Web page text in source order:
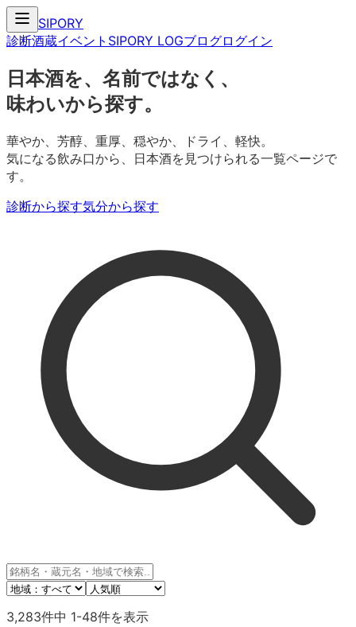
SIPORY
診断酒蔵イベント SIPORY LOGブログログイン
日本酒を、名前ではなく、
味わいから探す。
華やか、芳醇、重厚、穏やか、ドライ、軽快。
気になる飲み口から、日本酒を見つけられる一覧ページで
す。
診断から探す気分から探す
3,283件中 1-48件を表示